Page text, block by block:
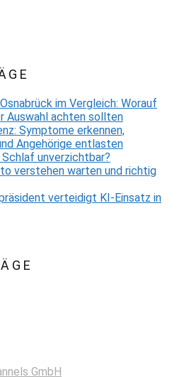
im Vergleich: Worauf
Auswahl achten sollten
Symptome erkennen,
Angehörige entlasten
unverzichtbar?
verstehen warten und richtig
verteidigt KI-Einsatz in
GmbH